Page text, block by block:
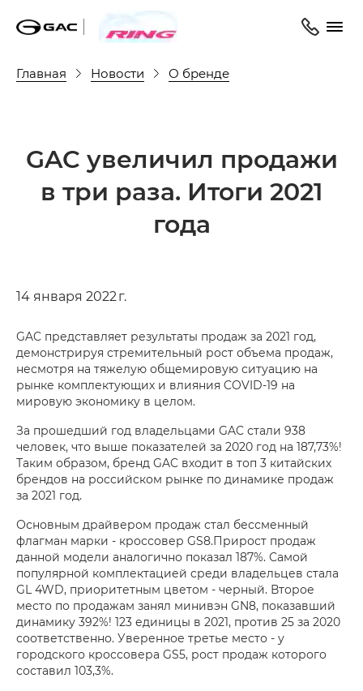
Главная Новости О бренде
GAC увеличил продажи
в три раза. Итоги 2021
года
14 января 2022 г.
GAC представляет результаты продаж за 2021 год,
демонстрируя стремительный рост объема продаж,
несмотря на тяжелую общемировую ситуацию на
рынке комплектующих и влияния COVID-19 на
мировую экономику в целом.
За прошедший год владельцами GAC стали 938
человек, что выше показателей за 2020 год на 187,73%!
Таким образом, бренд GAC входит в топ 3 китайских
брендов на российском рынке по динамике продаж
за 2021 год.
Основным драйвером продаж стал бессменный
флагман марки - кроссовер GS8.Прирост продаж
данной модели аналогично показал 187%. Самой
популярной комплектацией среди владельцев стала
GL 4WD, приоритетным цветом - черный. Второе
место по продажам занял минивэн GN8, показавший
динамику 392%! 123 единицы в 2021, против 25 за 2020
соответственно. Уверенное третье место - у
городского кроссовера GS5, рост продаж которого
составил 103,3%.